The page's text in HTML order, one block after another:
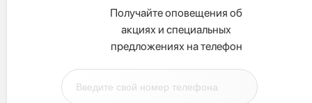
Получайте оповещения об
акциях и специальных
предложениях на телефон